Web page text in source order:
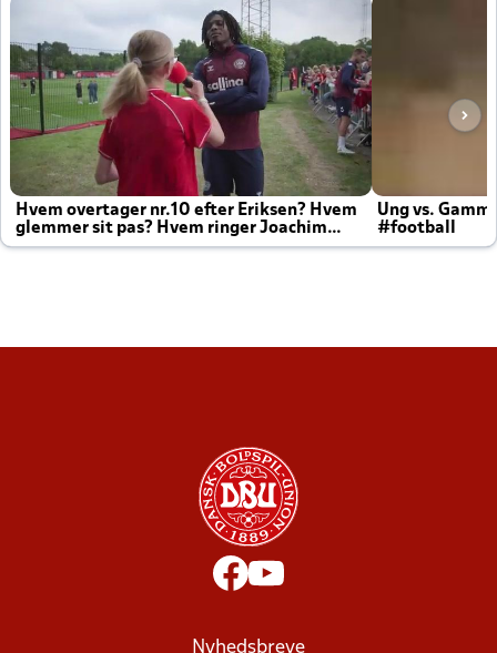
Hvem overtager nr.10 efter Eriksen? Hvem
glemmer sit pas? Hvem ringer Joachim
altid til efter kampe?
Ung vs.
#football
Nyhedsbreve